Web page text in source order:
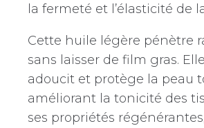
la fermeté et l’élasticité de
Cette huile légère pénètre
sans laisser de film gras.
adoucit et protège la peau
améliorant la tonicité des
ses propriétés